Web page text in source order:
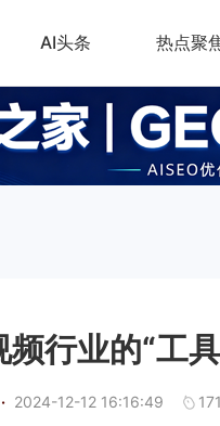
AI头条 热点聚
行业的“工
· 2024-12-12 16:16:49 171